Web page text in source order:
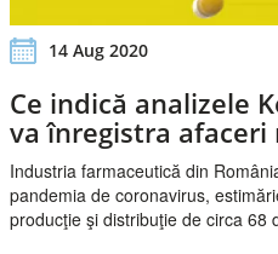
14 Aug 2020
Ce indică analizele
va înregistra afaceri
Industria farmaceutică din
pandemia de coronavirus,
producţie şi distribuţie de circa 68